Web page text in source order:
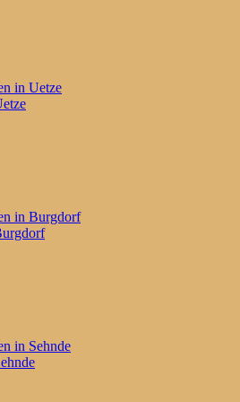
in Uetze
in Burgdorf
in Sehnde